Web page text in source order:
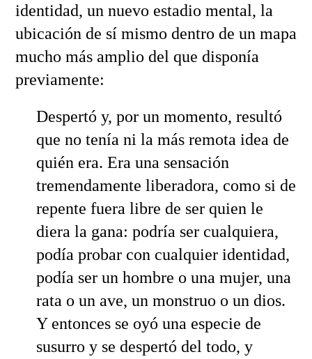
identidad, un nuevo estadio mental, la
ubicación de sí mismo dentro de un mapa
mucho más amplio del que disponía
previamente:
Despertó y, por un momento, resultó
que no tenía ni la más remota idea de
quién era. Era una sensación
tremendamente liberadora, como si de
repente fuera libre de ser quien le
diera la gana: podría ser cualquiera,
podía probar con cualquier identidad,
podía ser un hombre o una mujer, una
rata o un ave, un monstruo o un dios.
Y entonces se oyó una especie de
susurro y se despertó del todo, y